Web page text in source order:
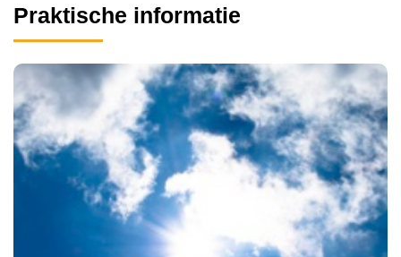
Praktische informatie